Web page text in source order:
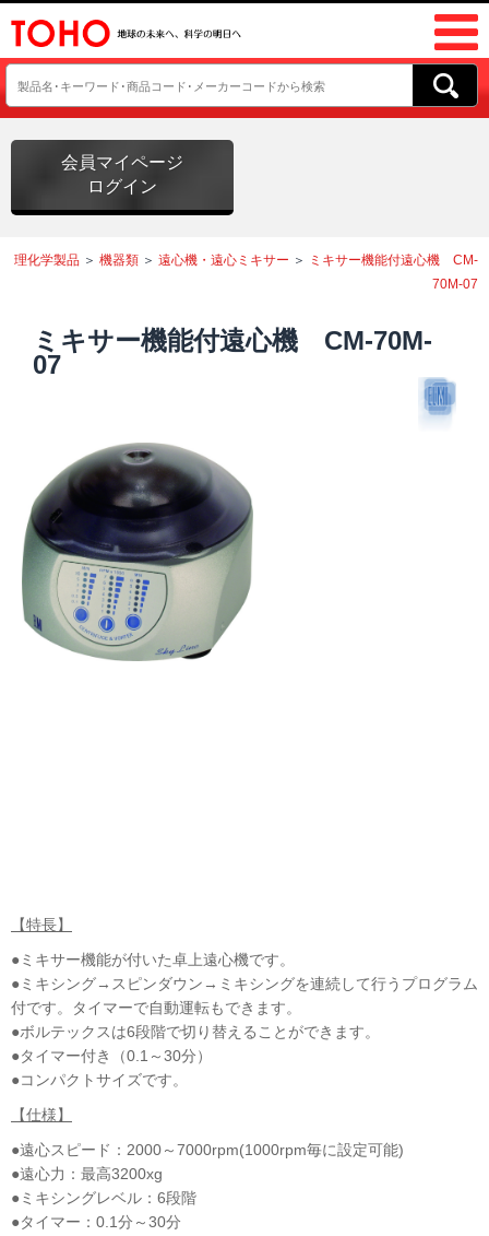
会員マイページ
ログイン
理化学製品 ＞ 機器類 ＞ 遠心機・遠心ミキサー ＞
ミキサー機能付遠心機 CM-
70M-07
ミキサー機能付遠心機 CM-70M-
07
【特長】
●ミキサー機能が付いた卓上遠心機です。
●ミキシング→スピンダウン→ミキシングを連続して行うプログラム
付です。タイマーで自動運転もできます。
●ボルテックスは6段階で切り替えることができます。
●タイマー付き（0.1～30分）
●コンパクトサイズです。
【仕様】
●遠心スピード：2000～7000rpm(1000rpm毎に設定可能)
●遠心力：最高3200xg
●ミキシングレベル：6段階
●タイマー：0.1分～30分